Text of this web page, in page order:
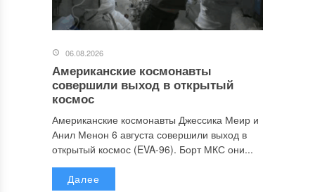
06.08.2026
Американские космонавты
совершили выход в открытый
космос
Американские космонавты Джессика Меир и
Анил Менон 6 августа совершили выход в
открытый космос (EVA-96). Борт МКС они...
Далее